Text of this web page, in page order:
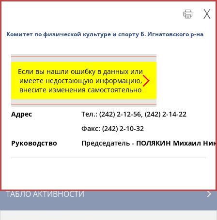
Региональные спортивные организации
СВОДНЫЕ ИНДЕКСЫ
ТАБЛО АКТИВНОСТИ
Если вы нашли ошибку в данных или
имеете недостающую информацию,
внесите изменения самостоятельно
Адрес
Тел.: (242) 2-12-56, (242) 2-14-22
Факс: (242) 2-10-32
Руководство
Председатель - ПОЛЯКИН Михаил